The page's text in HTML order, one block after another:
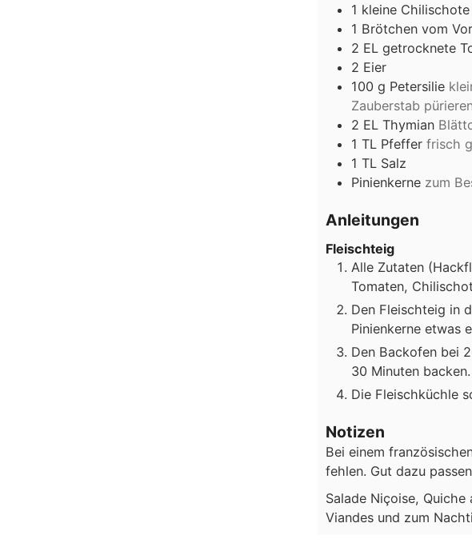
1 kleine Chilischote
1 Brötchen vom
2 EL getrocknete
2 Eier
100 g Petersilie
Zauberstab
2 EL Thymian
1 TL Pfeffer frisch
1 TL Salz
Pinienkerne zum
Anleitungen
Fleischteig
Alle Zutaten
Tomaten,
Den Fleischteig in
Pinienkerne etwas
Den Backofen bei
30 Minuten backen.
Die Fleischküchle
Notizen
Bei einem
fehlen. Gut dazu
Salade Niçoise,
Viandes und zum